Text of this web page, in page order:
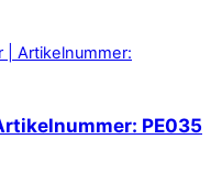
PE035